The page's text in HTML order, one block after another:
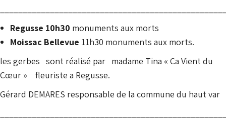
Regusse 10h30 monuments aux morts
Moissac Bellevue 11h30 monuments aux morts.
les gerbes sont réalisé par madame Tina « Ca Vient du
Cœur »
fleuriste a Regusse.
Gérard DEMARES responsable de la commune du haut var